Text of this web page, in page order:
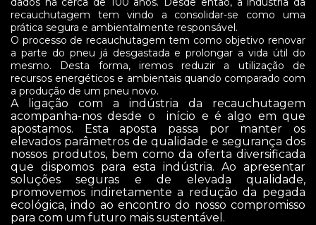
recauchutagem tem vindo a consolidar-se como uma
prática segura e ambientalmente responsável.
O processo de recauchutagem tem como objetivo renovar
a parte do pneu já desgastada e prolongar a vida útil do
mesmo. Desta forma, iremos reduzir a utilização de
recursos energéticos e ambientais quando comparado com
a produção de um pneu novo.
A ligação com a indústria da recauchutagem
acompanha-nos desde o início e é algo em que
apostamos. Esta aposta passa por manter os
elevados parâmetros de qualidade e segurança dos
nossos produtos, bem como da oferta diversificada
que dispomos para esta indústria. Ao apresentar
soluções seguras e de elevada qualidade,
promovemos indiretamente a redução da pegada
ecológica, indo ao encontro do nosso compromisso
para com um futuro mais sustentável.